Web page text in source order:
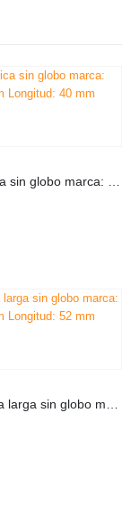
5.5PDL Cánula de traqueostomía pediátrica larga sin globo marca: Shiley. Medidas: D.I. 5.5 mm D.E. 7.7 mm Longitud: 52 mm